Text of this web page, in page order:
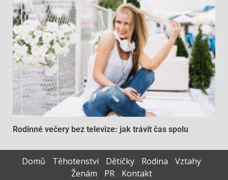
Rodinné večery bez televize: jak trávit čas spolu
Domů Těhotenství Dětičky Rodina
Vztahy
Ženám
PR
Kontakt